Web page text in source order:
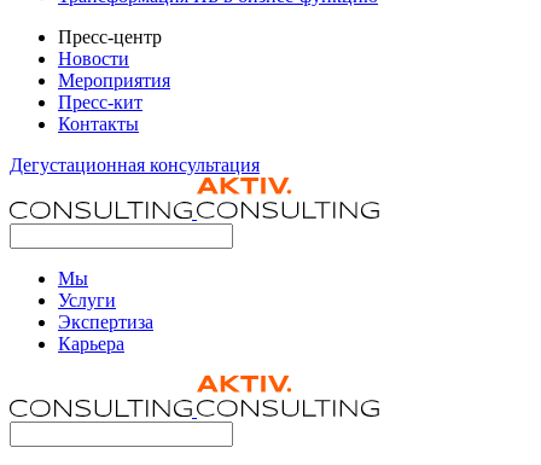
Пресс-центр
Новости
Мероприятия
Пресс-кит
Контакты
Дегустационная консультация
Мы
Услуги
Экспертиза
Карьера